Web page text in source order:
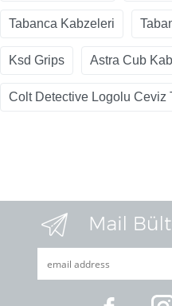
Tabanca Kabzeleri
Ksd Grips Astra Cub
Colt Detective Logolu Ceviz